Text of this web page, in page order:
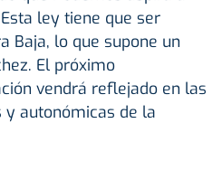
ley tiene que ser
Baja, lo que supone un
El próximo
vendrá reflejado en las
autonómicas de la